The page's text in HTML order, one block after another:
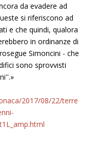
da evadere ad
si riferiscono ad
e che quindi, qualora
in ordinanze di
Simoncini - che
sono sprovvisti
2017/08/22/terre